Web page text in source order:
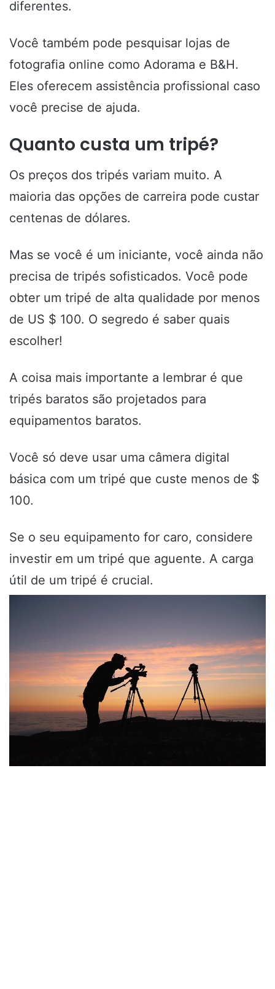
diferentes.
Você também pode pesquisar lojas de
fotografia online como Adorama e B&H.
Eles oferecem assistência profissional caso
você precise de ajuda.
Quanto custa um tripé?
Os preços dos tripés variam muito. A
maioria das opções de carreira pode custar
centenas de dólares.
Mas se você é um iniciante, você ainda não
precisa de tripés sofisticados. Você pode
obter um tripé de alta qualidade por menos
de US $ 100. O segredo é saber quais
escolher!
A coisa mais importante a lembrar é que
tripés baratos são projetados para
equipamentos baratos.
Você só deve usar uma câmera digital
básica com um tripé que custe menos de $
100.
Se o seu equipamento for caro, considere
investir em um tripé que aguente. A carga
útil de um tripé é crucial.